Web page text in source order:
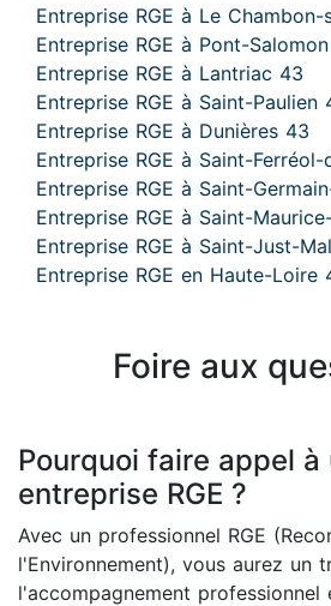
Entreprise RGE à Le
Entreprise RGE à Pont-
Entreprise RGE à Lantriac 43
Entreprise RGE à Saint-Paulien
Entreprise RGE à Dunières 43
Entreprise RGE à Saint-
Entreprise RGE à Saint-
Entreprise RGE à Saint-
Entreprise RGE à Saint-Just-
Entreprise RGE en Haute-Loire
Foire aux
Pourquoi faire appel à
entreprise RGE ?
Avec un professionnel RGE
l'Environnement), vous aurez un
l'accompagnement